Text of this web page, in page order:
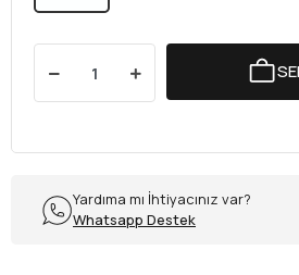
Yardıma mı İhtiyacınız var?
Whatsapp Destek